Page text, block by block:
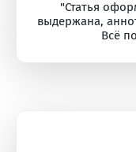
"Статья
выдержана,
Всё